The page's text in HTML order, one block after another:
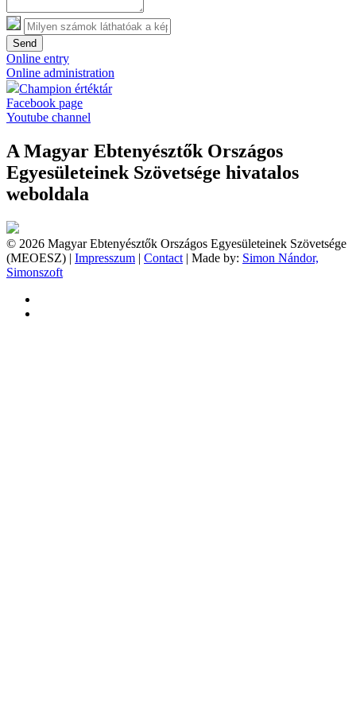
Send
Online entry
Online administration
Champion értéktár
Facebook page
Youtube channel
A Magyar Ebtenyésztők Országos
Egyesületeinek Szövetsége hivatalos
weboldala
© 2026 Magyar Ebtenyésztők Országos Egyesületeinek Szövetsége
(MEOESZ) | Impresszum | Contact | Made by: Simon Nándor,
Simonszoft